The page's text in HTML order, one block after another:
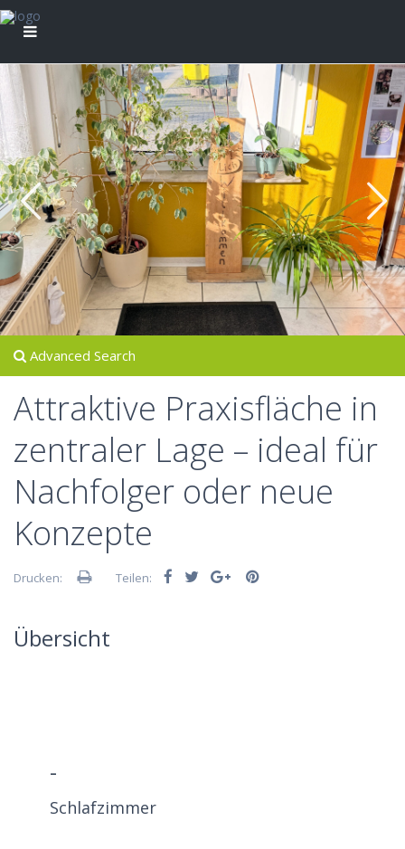
Advanced Search
Attraktive Praxisfläche in
zentraler Lage – ideal für
Nachfolger oder neue
Konzepte
Drucken: Teilen:
Übersicht
-
Schlafzimmer